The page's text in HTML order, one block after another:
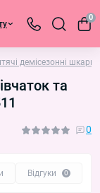
0
демісезонні
та
0
Відгуки 0